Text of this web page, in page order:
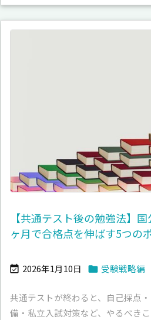
【共通テスト後の勉強法】
ヶ月で合格点を伸ばす5つの
 2026年1月10日  受験戦略編
共通テストが終わると、自己採点
備・私立入試対策など、やるべき